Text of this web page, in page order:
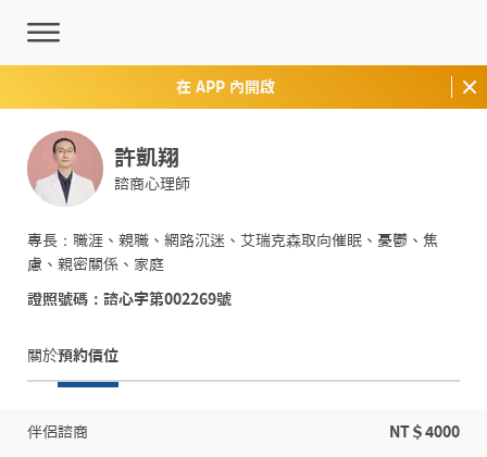
在 APP 內開啟
許凱翔
諮商心理師
專長：職涯、親職、網路沉迷、艾瑞克森取向催眠、憂鬱、焦
慮、親密關係、家庭
證照號碼：諮心字第002269號
關於預約價位
伴侶諮商 NT＄4000